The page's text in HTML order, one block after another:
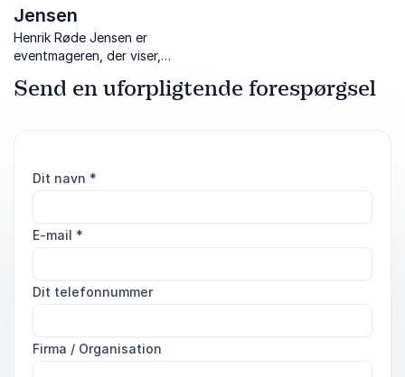
Jensen
Henrik Røde Jensen er
eventmageren, der viser,
virkelighed gennem
Send en uforpligtende forespørgsel
Dit navn *
E-mail *
Dit telefonnummer
Firma / Organisation